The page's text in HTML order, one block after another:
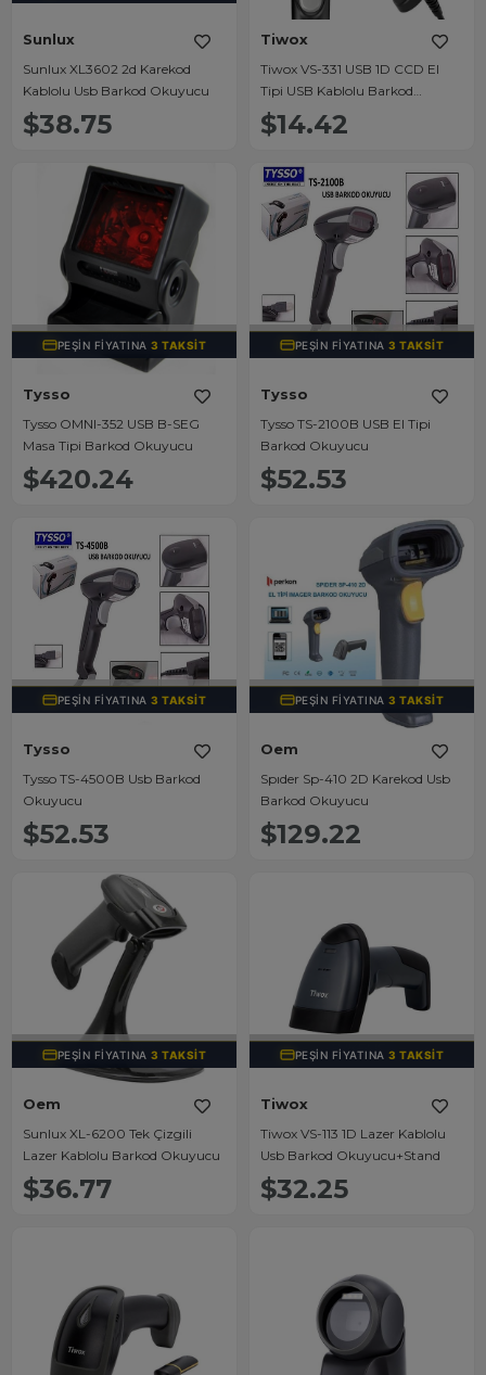
Sunlux
Sunlux XL3602 2d Karekod
Kablolu Usb Barkod Okuyucu
$38.75
Tiwox
Tiwox VS-331 USB 1D CCD El
Tipi USB Kablolu Barkod
Okuyucu
$14.42
TÜKENDI
PEŞIN FIYATINA3 TAKSIT
Tysso
Tysso OMNI-352 USB B-SEG
Masa Tipi Barkod Okuyucu
$420.24
TÜKENDI
PEŞIN FIYATINA3 TAKSIT
Tysso
Tysso TS-2100B USB El Tipi
Barkod Okuyucu
$52.53
TÜKENDI
PEŞIN FIYATINA3 TAKSIT
Tysso
Tysso TS-4500B Usb Barkod
Okuyucu
$52.53
TÜKENDI
PEŞIN FIYATINA3 TAKSIT
Oem
Spıder Sp-410 2D Karekod Usb
Barkod Okuyucu
$129.22
TÜKENDI
PEŞIN FIYATINA3 TAKSIT
Oem
Sunlux XL-6200 Tek Çizgili
Lazer Kablolu Barkod Okuyucu
$36.77
TÜKENDI
PEŞIN FIYATINA3 TAKSIT
Tiwox
Tiwox VS-113 1D Lazer Kablolu
Usb Barkod Okuyucu+Stand
$32.25